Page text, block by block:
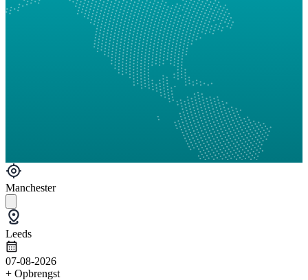
Manchester
Leeds
07-08-2026
+ Opbrengst